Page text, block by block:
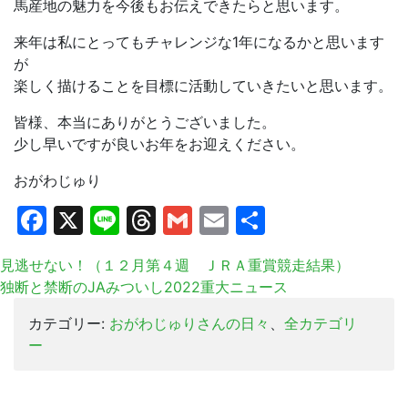
馬産地の魅力を今後もお伝えできたらと思います。
来年は私にとってもチャレンジな1年になるかと思います
が
楽しく描けることを目標に活動していきたいと思います。
皆様、本当にありがとうございました。
少し早いですが良いお年をお迎えください。
おがわじゅり
Facebook
X LineThreads
Gmail
Email
有
見逃せない！（１２月第４週 ＪＲＡ重賞競走結果）
独断と禁断のJAみついし2022重大ニュース
カテゴリー: おがわじゅりさんの日々 、 全カテゴリ
ー